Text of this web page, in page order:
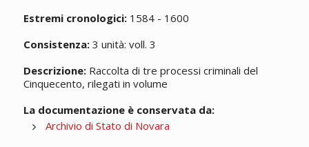
Estremi cronologici:1584 - 1600
Consistenza:3 unità: voll. 3
Descrizione:Raccolta di tre processi criminali del
Cinquecento, rilegati in volume
La documentazione è conservata da:
Archivio di Stato di Novara